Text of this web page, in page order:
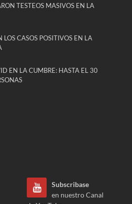
TESTEOS MASIVOS EN LA
CASOS POSITIVOS EN LA
EN LA CUMBRE: HASTA EL 30
Subscribase
en nuestro Canal